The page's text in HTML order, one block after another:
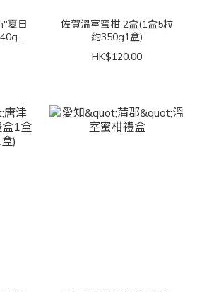
夏日
佐賀溫室蜜柑 2盒(1盒5粒
約350g1盒)
HK$120.00